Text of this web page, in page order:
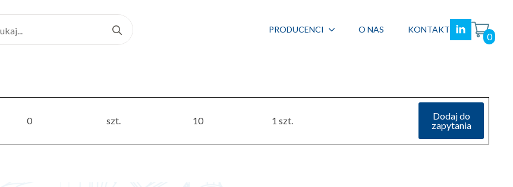
for:
PRODUCENCI O NAS KONTAKT
0
0 szt. 10 1 szt.
Dodaj do
zapytania